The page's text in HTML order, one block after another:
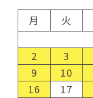
月
火
2
3
9
10
16
17